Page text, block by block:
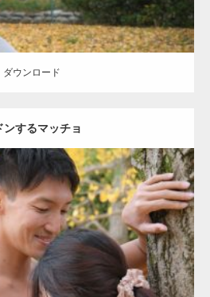
ダウンロード
ンするマッチョ
2021.07.8
その他 AKIHITO(細マッチョ) 大胸筋 肩 腹
筋